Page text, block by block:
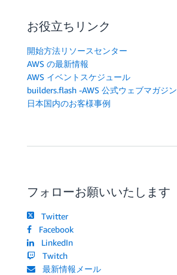
お役立ちリンク
開始方法リソースセンター
AWS の最新情報
AWS イベントスケジュール
builders.flash -AWS 公式ウェブマガジン
日本国内のお客様事例
フォローお願いいたします
Twitter
Facebook
LinkedIn
Twitch
最新情報メール